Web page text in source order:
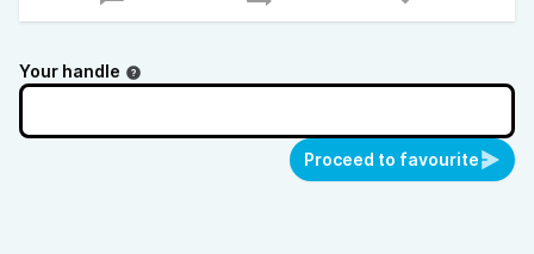
Your handle
Proceed to favourite